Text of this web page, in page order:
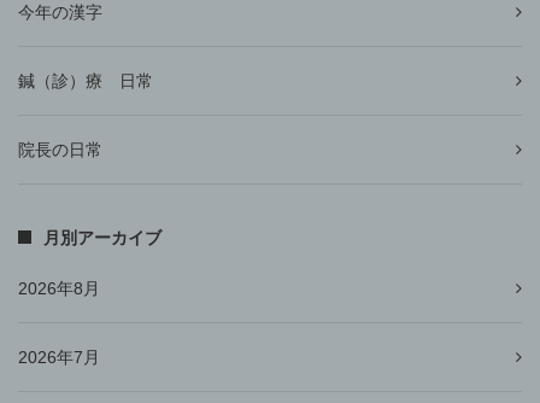
今年の漢字
鍼（診）療 日常
院長の日常
月別アーカイブ
2026年8月
2026年7月